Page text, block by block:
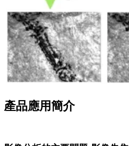
產品應用簡介